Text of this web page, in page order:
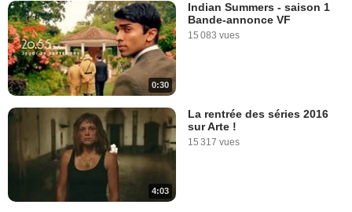
0:30
Indian Summers - saison 1
Bande-annonce VF
15 083 vues
4:03
La rentrée des séries 2016
sur Arte !
15 317 vues